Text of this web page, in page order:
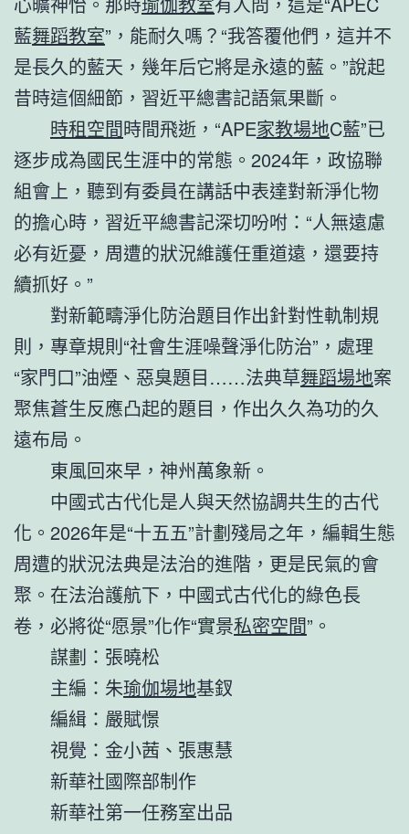
藍舞蹈教室”，能耐久嗎？“我答覆他們，這并不
是長久的藍天，幾年后它將是永遠的藍。”說起
昔時這個細節，習近平總書記語氣果斷。
時租空間時間飛逝，“APE家教場地C藍”已
逐步成為國民生涯中的常態。2024年，政協聯
組會上，聽到有委員在講話中表達對新淨化物
的擔心時，習近平總書記深切吩咐：“人無遠慮
必有近憂，周遭的狀況維護任重道遠，還要持
續抓好。”
對新範疇淨化防治題目作出針對性軌制規
則，專章規則“社會生涯噪聲淨化防治”，處理
“家門口”油煙、惡臭題目……法典草舞蹈場地案
聚焦蒼生反應凸起的題目，作出久久為功的久
遠布局。
東風回來早，神州萬象新。
中國式古代化是人與天然協調共生的古代
化。2026年是“十五五”計劃殘局之年，編輯生態
周遭的狀況法典是法治的進階，更是民氣的會
聚。在法治護航下，中國式古代化的綠色長
卷，必將從“愿景”化作“實景私密空間”。
謀劃：張曉松
主編：朱瑜伽場地基釵
編緝：嚴賦憬
視覺：金小茜、張惠慧
新華社國際部制作
新華社第一任務室出品